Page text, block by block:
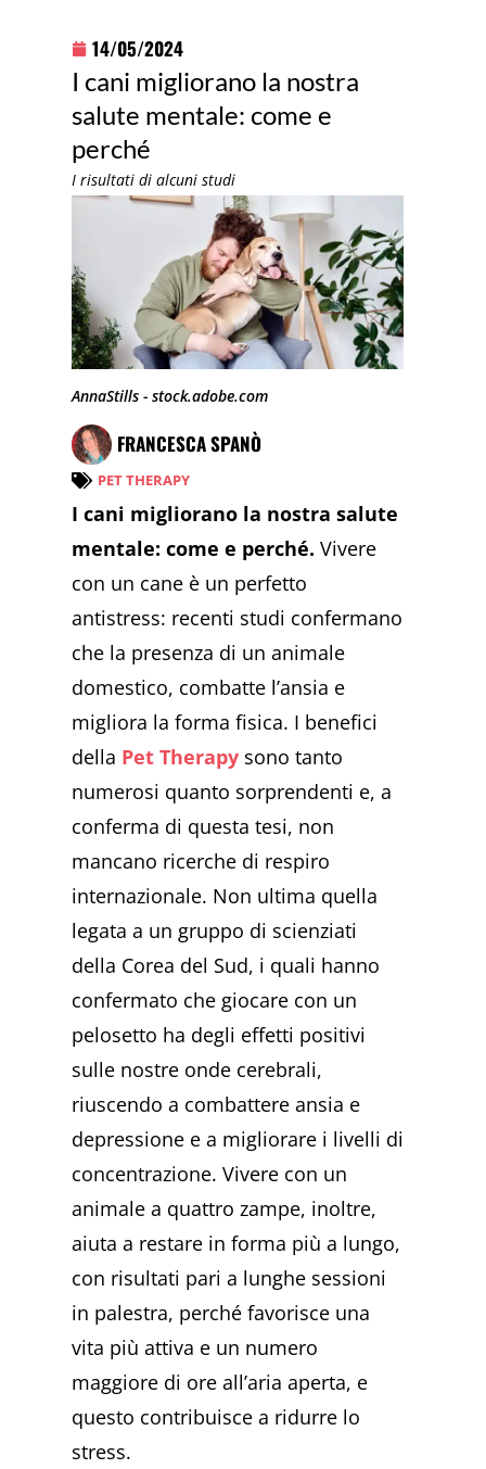
14/05/2024
I cani migliorano la nostra
salute mentale: come e
perché
I risultati di alcuni studi
AnnaStills - stock.adobe.com
FRANCESCA SPANÒ
PET THERAPY
I cani migliorano la nostra salute
mentale: come e perché. Vivere
con un cane è un perfetto
antistress: recenti studi confermano
che la presenza di un animale
domestico, combatte l’ansia e
migliora la forma fisica. I benefici
della Pet Therapy sono tanto
numerosi quanto sorprendenti e, a
conferma di questa tesi, non
mancano ricerche di respiro
internazionale. Non ultima quella
legata a un gruppo di scienziati
della Corea del Sud, i quali hanno
confermato che giocare con un
pelosetto ha degli effetti positivi
sulle nostre onde cerebrali,
riuscendo a combattere ansia e
depressione e a migliorare i livelli di
concentrazione. Vivere con un
animale a quattro zampe, inoltre,
aiuta a restare in forma più a lungo,
con risultati pari a lunghe sessioni
in palestra, perché favorisce una
vita più attiva e un numero
maggiore di ore all’aria aperta, e
questo contribuisce a ridurre lo
stress.